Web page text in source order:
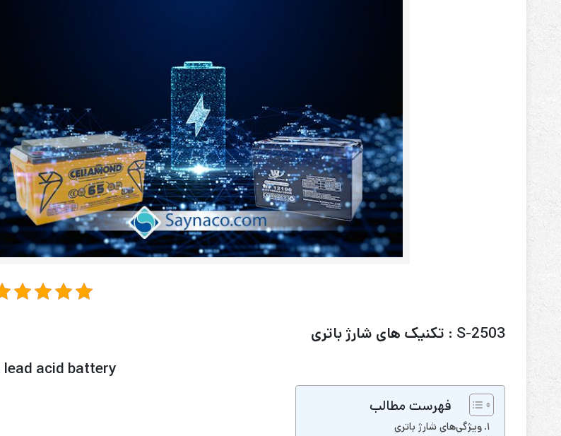
رله‌ای
AVR
STB
Prince
سروو موتوری
ZTY
S-2503 : تکنیک های شارژ باتری
acid battery
فهرست مطالب
ویژگی‌های شارژ باتری